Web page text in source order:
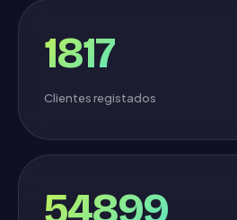
1817
Clientes registados
54899